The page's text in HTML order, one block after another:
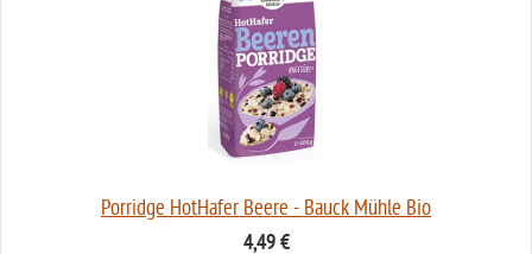
Porridge HotHafer Beere - Bauck Mühle Bio
4,49 €